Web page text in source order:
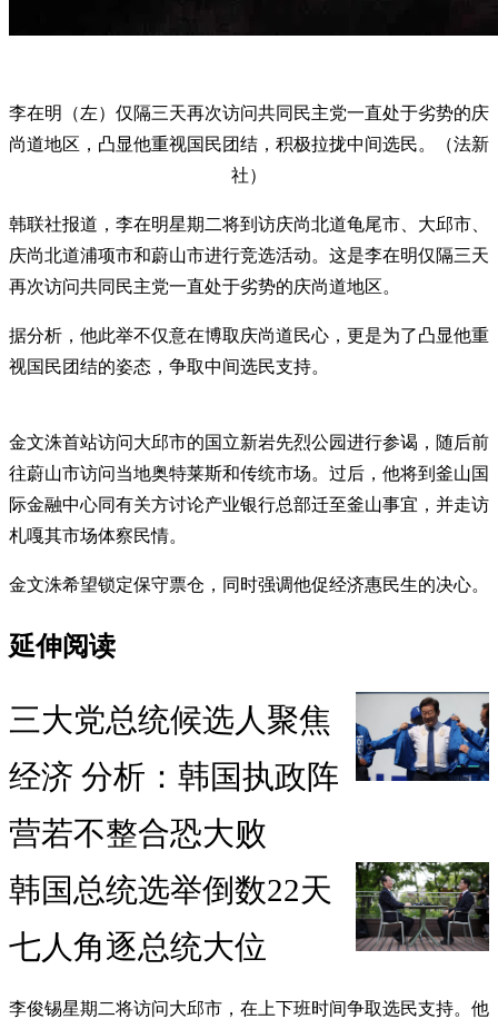
李在明（左）仅隔三天再次访问共同民主党一直处于劣势的庆
尚道地区，凸显他重视国民团结，积极拉拢中间选民。（法新
社）
韩联社报道，李在明星期二将到访庆尚北道龟尾市、大邱市、
庆尚北道浦项市和蔚山市进行竞选活动。这是李在明仅隔三天
再次访问共同民主党一直处于劣势的庆尚道地区。
据分析，他此举不仅意在博取庆尚道民心，更是为了凸显他重
视国民团结的姿态，争取中间选民支持。
金文洙首站访问大邱市的国立新岩先烈公园进行参谒，随后前
往蔚山市访问当地奥特莱斯和传统市场。过后，他将到釜山国
际金融中心同有关方讨论产业银行总部迁至釜山事宜，并走访
札嘎其市场体察民情。
金文洙希望锁定保守票仓，同时强调他促经济惠民生的决心。
延伸阅读
三大党总统候选人聚焦
经济 分析：韩国执政阵
营若不整合恐大败
韩国总统选举倒数22天
七人角逐总统大位
李俊锡星期二将访问大邱市，在上下班时间争取选民支持。他